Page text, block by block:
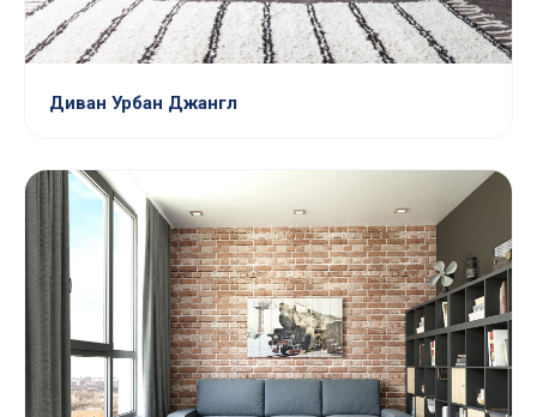
Диван Урбан Джангл